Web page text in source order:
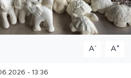
A- A+
- 13:36